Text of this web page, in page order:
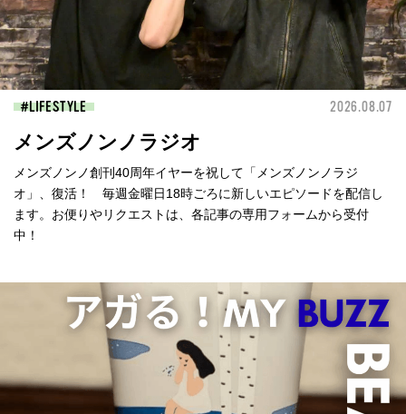
LIFESTYLE 2026.08.07
メンズノンノラジオ
メンズノンノ創刊40周年イヤーを祝して「メンズノンノラジ
オ」、復活！ 毎週金曜日18時ごろに新しいエピソードを配信し
ます。お便りやリクエストは、各記事の専用フォームから受付
中！